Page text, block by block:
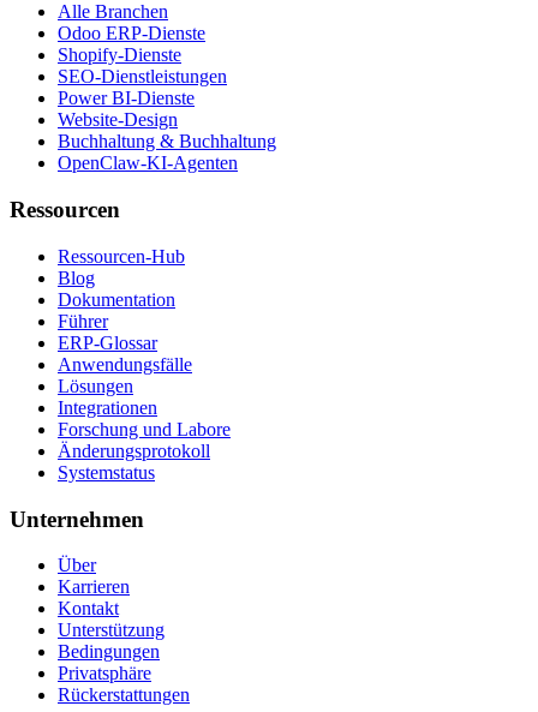
Alle Branchen
Odoo ERP-Dienste
Shopify-Dienste
SEO-Dienstleistungen
Power BI-Dienste
Website-Design
Buchhaltung & Buchhaltung
OpenClaw-KI-Agenten
Ressourcen
Ressourcen-Hub
Blog
Dokumentation
Führer
ERP-Glossar
Anwendungsfälle
Lösungen
Integrationen
Forschung und Labore
Änderungsprotokoll
Systemstatus
Unternehmen
Über
Karrieren
Kontakt
Unterstützung
Bedingungen
Privatsphäre
Rückerstattungen